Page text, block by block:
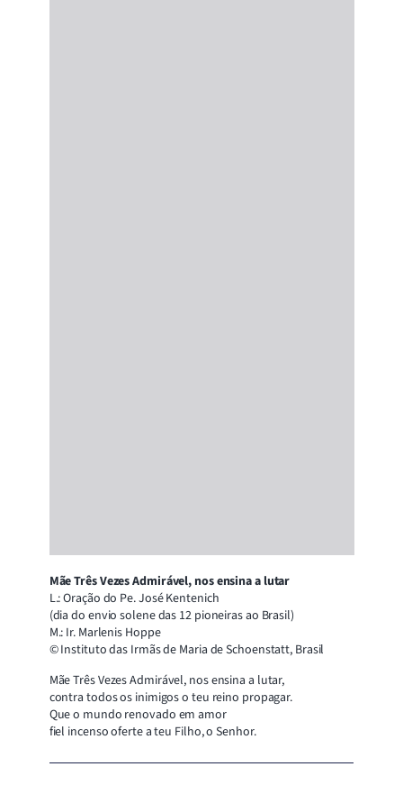
Mãe Três Vezes Admirável, nos ensina a lutar
L.: Oração do Pe. José Kentenich
(dia do envio solene das 12 pioneiras ao Brasil)
M.: Ir. Marlenis Hoppe
© Instituto das Irmãs de Maria de Schoenstatt, Brasil
Mãe Três Vezes Admirável, nos ensina a lutar,
contra todos os inimigos o teu reino propagar.
Que o mundo renovado em amor
fiel incenso oferte a teu Filho, o Senhor.